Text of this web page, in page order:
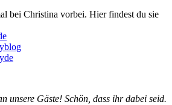
bei Christina vorbei. Hier findest du sie
unsere Gäste! Schön, dass ihr dabei seid.